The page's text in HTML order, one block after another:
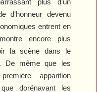
d'honneur devenu
entrent en
encore plus
la scène dans le
De même que les
apparition
dorénavant les